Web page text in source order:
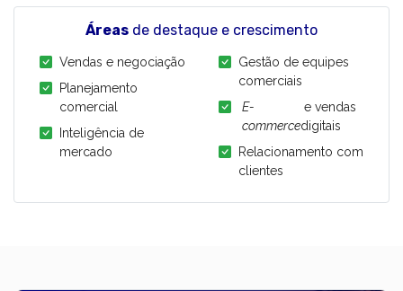
Áreas de destaque e crescimento
Vendas e negociação
Planejamento
comercial
Inteligência de
mercado
Gestão de equipes
comerciais
E-
commerce
e vendas
digitais
Relacionamento com
clientes